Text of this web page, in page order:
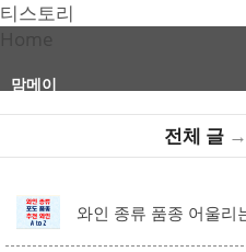
티스토리
맘메이
전체 글→
와인 종류 품종 어울리